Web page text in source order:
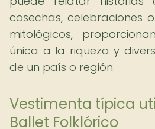
cosechas, celebraciones
mitológicos,
única a la riqueza y
de un país o región.
Vestimenta típica
Ballet Folklórico